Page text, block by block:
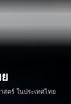
สตร์ ในประเทศไทย